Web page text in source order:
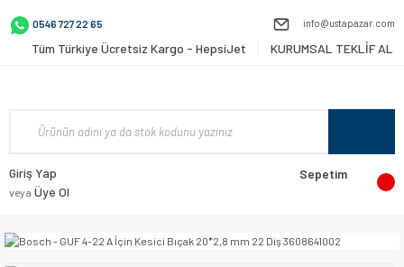
0546 727 22 65 info@ustapazar.com
Tüm Türkiye Ücretsiz Kargo - HepsiJet KURUMSAL TEKLİF AL
Giriş Yap
veya Üye Ol
Sepetim